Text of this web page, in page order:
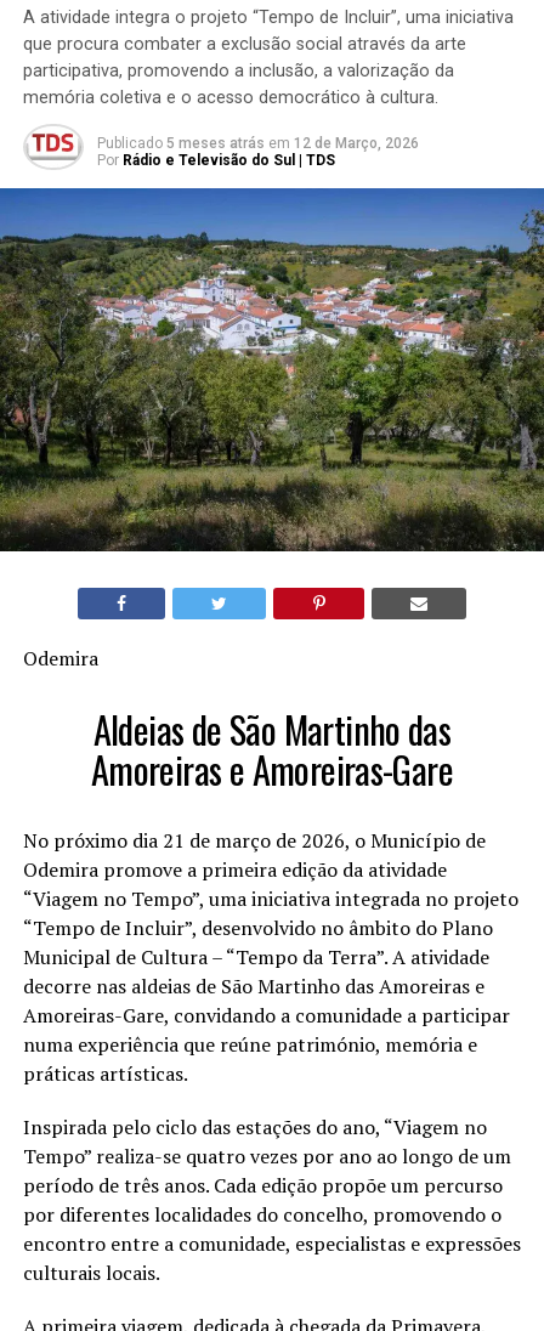
A atividade integra o projeto “Tempo de Incluir”, uma iniciativa
que procura combater a exclusão social através da arte
participativa, promovendo a inclusão, a valorização da
memória coletiva e o acesso democrático à cultura.
Publicado 5 meses atrás em 12 de Março, 2026
Por Rádio e Televisão do Sul | TDS
Odemira
Aldeias de São Martinho das
Amoreiras e Amoreiras-Gare
No próximo dia 21 de março de 2026, o Município de
Odemira promove a primeira edição da atividade
“Viagem no Tempo”, uma iniciativa integrada no projeto
“Tempo de Incluir”, desenvolvido no âmbito do Plano
Municipal de Cultura – “Tempo da Terra”. A atividade
decorre nas aldeias de São Martinho das Amoreiras e
Amoreiras-Gare, convidando a comunidade a participar
numa experiência que reúne património, memória e
práticas artísticas.
Inspirada pelo ciclo das estações do ano, “Viagem no
Tempo” realiza-se quatro vezes por ano ao longo de um
período de três anos. Cada edição propõe um percurso
por diferentes localidades do concelho, promovendo o
encontro entre a comunidade, especialistas e expressões
culturais locais.